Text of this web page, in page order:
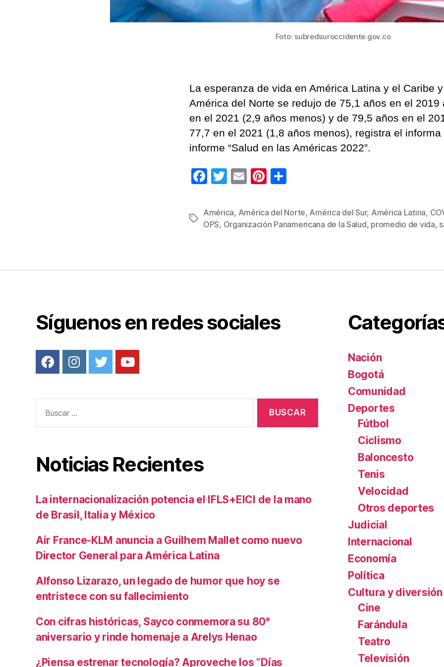
Foto: subredsuroccidente.gov.co
La esperanza de vida en América Latina y el Caribe
América del Norte se redujo de 75,1 años en el 2019
en el 2021 (2,9 años menos) y de 79,5 años en el
77,7 en el 2021 (1,8 años menos), registra el informa
informe “Salud en las Américas 2022”.
F
c
e
o
T
tt
er
E
ail
Pi
er
e
m
p
Etiquetas
América, América del Norte, América del Sur, América Latina,
OPS, Organización Panamericana de la Salud, promedio de vida,
Síguenos en redes sociales
Noticias Recientes
La internacionalización potencia el IFLS+EICI de la mano
de Brasil, Italia y México
Air France-KLM anuncia a Guilhem Mallet como nuevo
Director General para América Latina
Alfonso Lizarazo, un legado de humor que hoy se
entristece con su fallecimiento
Con cifras históricas, Sayco conmemora su 80°
aniversario y rinde homenaje a Arelys Henao
¿Piensa estrenar tecnología? Aproveche los “Días
Nación
Bogotá
Comunidad
Deportes
Fútbol
Ciclismo
Baloncesto
Tenis
Velocidad
Otros deportes
Judicial
Internacional
Economía
Política
Cultura y diversión
Cine
Farándula
Teatro
Televisión